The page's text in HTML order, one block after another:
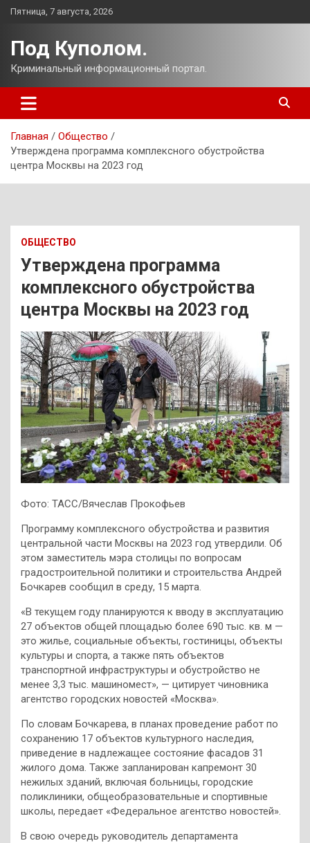
Перейти
Пятница, 7 августа, 2026
Под Куполом.
Криминальный информационный портал.
Главная
Общество
Утверждена программа комплексного обустройства
центра Москвы на 2023 год
ОБЩЕСТВО
Утверждена программа
комплексного обустройства
центра Москвы на 2023 год
Фото: ТАСС/Вячеслав Прокофьев
Программу комплексного обустройства и развития
центральной части Москвы на 2023 год утвердили. Об
этом заместитель мэра столицы по вопросам
градостроительной политики и строительства Андрей
Бочкарев сообщил в среду, 15 марта.
«В текущем году планируются к вводу в эксплуатацию
27 объектов общей площадью более 690 тыс. кв. м —
это жилье, социальные объекты, гостиницы, объекты
культуры и спорта, а также пять объектов
транспортной инфраструктуры и обустройство не
менее 3,3 тыс. машиномест», — цитирует чиновника
агентство городских новостей «Москва».
По словам Бочкарева, в планах проведение работ по
сохранению 17 объектов культурного наследия,
приведение в надлежащее состояние фасадов 31
жилого дома. Также запланирован капремонт 30
нежилых зданий, включая больницы, городские
поликлиники, общеобразовательные и спортивные
школы, передает «Федеральное агентство новостей».
В свою очередь руководитель департамента